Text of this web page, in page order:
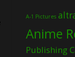
A-1 Pictures
Anime
Publishing